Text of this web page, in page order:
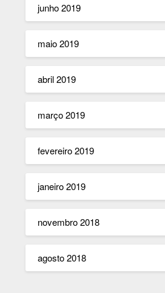
junho 2019
maio 2019
abril 2019
março 2019
fevereiro 2019
janeiro 2019
novembro 2018
agosto 2018